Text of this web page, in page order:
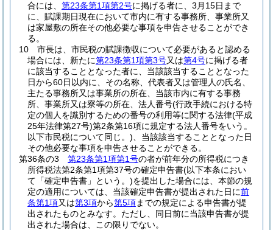
合には、 第23条第1項第2号に掲げる者に、3月15日まで
に、賦課期日現在において市内に有する事務所、事業所又
は家屋敷の所在その他必要な事項を申告させることができ
る。
10
市長は、市民税の賦課徴収について必要があると認める
場合には、新たに第23条第1項第3号又は第4号に掲げる者
に該当することとなった者に、当該該当することとなった
日から60日以内に、その名称、代表者又は管理人の氏名、
主たる事務所又は事業所の所在、当該市内に有する事務
所、事業所又は寮等の所在、法人番号(行政手続における特
定の個人を識別するための番号の利用等に関する法律(平成
25年法律第27号)第2条第16項に規定する法人番号をいう。
以下市民税について同じ。) 、当該該当することとなった日
その他必要な事項を申告させることができる。
第36条の3
第23条第1項第1号の者が前年分の所得税につき
所得税法第2条第1項第37号の確定申告書(以下本条におい
て「確定申告書」という。)を提出した場合には、本節の規
定の適用については、当該確定申告書が提出された日に前
条第1項又は第3項から第5項までの規定による申告書が提
出されたものとみなす。 ただし、同日前に当該申告書が提
出された場合は、この限りでない。